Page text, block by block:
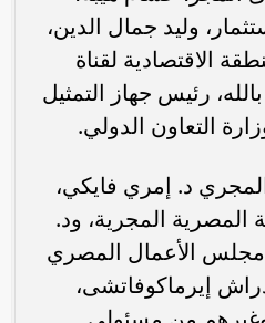
وليد جمال الدين،
الاقتصادية لقناة
رئيس جهاز التمثيل
التعاون الدولي.
د. إمري فايكي،
المجرية، ود.
الأعمال المصري
إيرماكوفاتشى،